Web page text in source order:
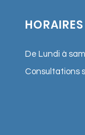
HORAIRES
De Lundi à
Consultations